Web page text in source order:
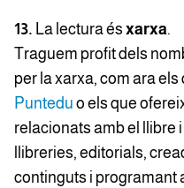
13. La lectura és xarxa.
Traguem profit dels
per la xarxa, com ara
Puntedu o els que
relacionats amb el llibre
llibreries, editorials,
continguts i programant